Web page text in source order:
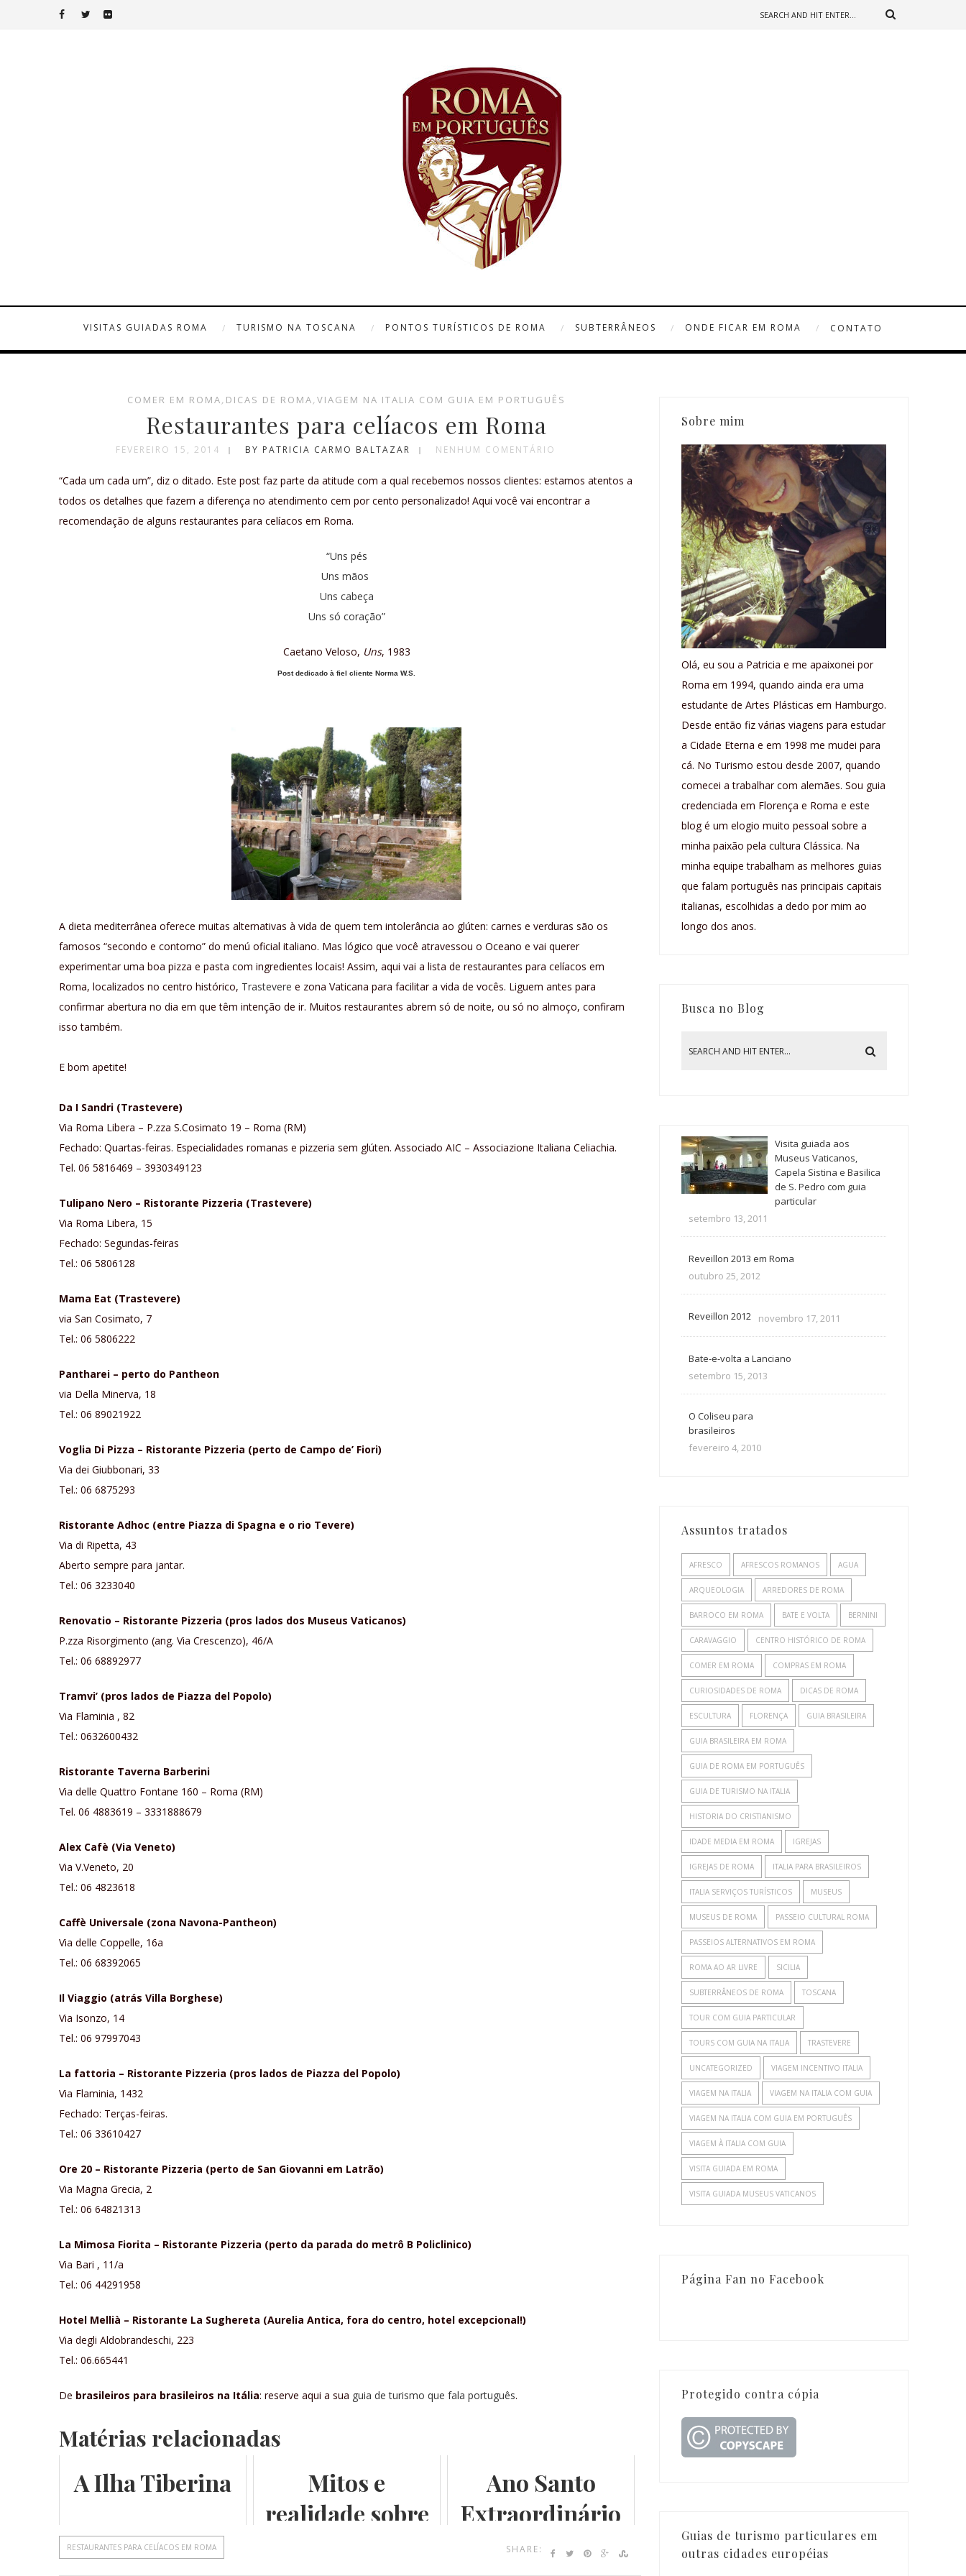
VISITAS GUIADAS ROMA TURISMO NA TOSCANA PONTOS TURÍSTICOS DE ROMA SUBTERRÂNEOS ONDE FICAR EM ROMA CONTATO
COMER EM ROMA, DICAS DE ROMA, VIAGEM NA ITALIA COM GUIA EM PORTUGUÊS
Restaurantes para celíacos em Roma
FEVEREIRO 15, 2014 BY PATRICIA CARMO BALTAZAR NENHUM COMENTÁRIO
“Cada um cada um”, diz o ditado. Este post faz parte da atitude com a qual recebemos nossos clientes: estamos atentos a
todos os detalhes que fazem a diferença no atendimento cem por cento personalizado! Aqui você vai encontrar a
recomendação de alguns restaurantes para celíacos em Roma.
“Uns pés
Uns mãos
Uns cabeça
Uns só coração”
Caetano Veloso, Uns, 1983
Post dedicado à fiel cliente Norma W.S.
A dieta mediterrânea oferece muitas alternativas à vida de quem tem intolerância ao glúten: carnes e verduras são os
famosos “secondo e contorno” do menú oficial italiano. Mas lógico que você atravessou o Oceano e vai querer
experimentar uma boa pizza e pasta com ingredientes locais! Assim, aqui vai a lista de restaurantes para celíacos em
Roma, localizados no centro histórico, Trastevere e zona Vaticana para facilitar a vida de vocês. Liguem antes para
confirmar abertura no dia em que têm intenção de ir. Muitos restaurantes abrem só de noite, ou só no almoço, confiram
isso também.
E bom apetite!
Da I Sandri (Trastevere)
Via Roma Libera – P.zza S.Cosimato 19 – Roma (RM)
Fechado: Quartas-feiras. Especialidades romanas e pizzeria sem glúten. Associado AIC – Associazione Italiana Celiachia.
Tel. 06 5816469 – 3930349123
Tulipano Nero – Ristorante Pizzeria (Trastevere)
Via Roma Libera, 15
Fechado: Segundas-feiras
Tel.: 06 5806128
Mama Eat (Trastevere)
via San Cosimato, 7
Tel.: 06 5806222
Pantharei – perto do Pantheon
via Della Minerva, 18
Tel.: 06 89021922
Voglia Di Pizza – Ristorante Pizzeria (perto de Campo de’ Fiori)
Via dei Giubbonari, 33
Tel.: 06 6875293
Ristorante Adhoc (entre Piazza di Spagna e o rio Tevere)
Via di Ripetta, 43
Aberto sempre para jantar.
Tel.: 06 3233040
Renovatio – Ristorante Pizzeria (pros lados dos Museus Vaticanos)
P.zza Risorgimento (ang. Via Crescenzo), 46/A
Tel.: 06 68892977
Tramvi’ (pros lados de Piazza del Popolo)
Via Flaminia , 82
Tel.: 0632600432
Ristorante Taverna Barberini
Via delle Quattro Fontane 160 – Roma (RM)
Tel. 06 4883619 – 3331888679
Alex Cafè (Via Veneto)
Via V.Veneto, 20
Tel.: 06 4823618
Caffè Universale (zona Navona-Pantheon)
Via delle Coppelle, 16a
Tel.: 06 68392065
Il Viaggio (atrás Villa Borghese)
Via Isonzo, 14
Tel.: 06 97997043
La fattoria – Ristorante Pizzeria (pros lados de Piazza del Popolo)
Via Flaminia, 1432
Fechado: Terças-feiras.
Tel.: 06 33610427
Ore 20 – Ristorante Pizzeria (perto de San Giovanni em Latrão)
Via Magna Grecia, 2
Tel.: 06 64821313
La Mimosa Fiorita – Ristorante Pizzeria (perto da parada do metrô B Policlinico)
Via Bari , 11/a
Tel.: 06 44291958
Hotel Mellià – Ristorante La Sughereta (Aurelia Antica, fora do centro, hotel excepcional!)
Via degli Aldobrandeschi, 223
Tel.: 06.665441
De brasileiros para brasileiros na Itália: reserve aqui a sua guia de turismo que fala português.
Matérias relacionadas
A Ilha Tiberina
Mitos e
realidade sobre
Ano Santo
Extraordinário
RESTAURANTES PARA CELÍACOS EM ROMA SHARE:
Sobre mim
Olá, eu sou a Patricia e me apaixonei por
Roma em 1994, quando ainda era uma
estudante de Artes Plásticas em Hamburgo.
Desde então fiz várias viagens para estudar
a Cidade Eterna e em 1998 me mudei para
cá. No Turismo estou desde 2007, quando
comecei a trabalhar com alemães. Sou guia
credenciada em Florença e Roma e este
blog é um elogio muito pessoal sobre a
minha paixão pela cultura Clássica. Na
minha equipe trabalham as melhores guias
que falam português nas principais capitais
italianas, escolhidas a dedo por mim ao
longo dos anos.
Busca no Blog
Visita guiada aos
Museus Vaticanos,
Capela Sistina e Basilica
de S. Pedro com guia
particular
setembro 13, 2011
Reveillon 2013 em Roma
outubro 25, 2012
Reveillon 2012 novembro 17, 2011
Bate-e-volta a Lanciano
setembro 15, 2013
O Coliseu para
brasileiros
fevereiro 4, 2010
Assuntos tratados
AFRESCO AFRESCOS ROMANOS AGUA
ARQUEOLOGIA ARREDORES DE ROMA
BARROCO EM ROMA BATE E VOLTA BERNINI
CARAVAGGIO CENTRO HISTÓRICO DE ROMA
COMER EM ROMA COMPRAS EM ROMA
CURIOSIDADES DE ROMA DICAS DE ROMA
ESCULTURA FLORENÇA GUIA BRASILEIRA
GUIA BRASILEIRA EM ROMA
GUIA DE ROMA EM PORTUGUÊS
GUIA DE TURISMO NA ITALIA
HISTORIA DO CRISTIANISMO
IDADE MEDIA EM ROMA IGREJAS
IGREJAS DE ROMA ITALIA PARA BRASILEIROS
ITALIA SERVIÇOS TURÍSTICOS MUSEUS
MUSEUS DE ROMA PASSEIO CULTURAL ROMA
PASSEIOS ALTERNATIVOS EM ROMA
ROMA AO AR LIVRE SICILIA
SUBTERRÂNEOS DE ROMA TOSCANA
TOUR COM GUIA PARTICULAR
TOURS COM GUIA NA ITALIA TRASTEVERE
UNCATEGORIZED VIAGEM INCENTIVO ITALIA
VIAGEM NA ITALIA VIAGEM NA ITALIA COM GUIA
VIAGEM NA ITALIA COM GUIA EM PORTUGUÊS
VIAGEM À ITALIA COM GUIA
VISITA GUIADA EM ROMA
VISITA GUIADA MUSEUS VATICANOS
Página Fan no Facebook
Protegido contra cópia
Guias de turismo particulares em
outras cidades européias